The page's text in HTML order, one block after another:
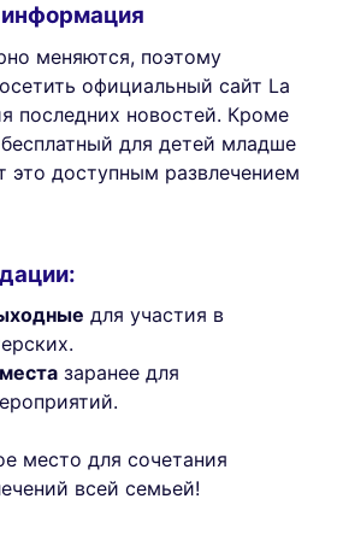
меняются, поэтому
официальный сайт La
последних новостей. Кроме
для детей младше
это доступным развлечением
для участия в
заранее для
место для сочетания
всей семьей!